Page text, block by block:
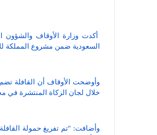
أكدت وزارة الأوقاف والشؤون
السعودية ضمن مشروع المملكة
خلال لجان الزكاة المنتشرة في
وأضافت: "تم تفريغ حمولة